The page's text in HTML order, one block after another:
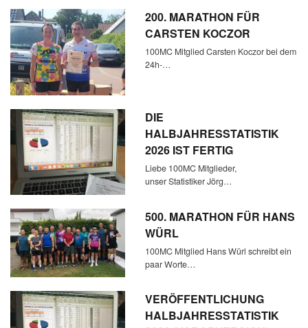
200. MARATHON FÜR
CARSTEN KOCZOR
100MC Mitglied Carsten Koczor bei dem
24h-…
DIE
HALBJAHRESSTATISTIK
2026 IST FERTIG
Liebe 100MC Mitglieder,
unser Statistiker Jörg…
500. MARATHON FÜR HANS
WÜRL
100MC Mitglied Hans Würl schreibt ein
paar Worte…
VERÖFFENTLICHUNG
HALBJAHRESSTATISTIK